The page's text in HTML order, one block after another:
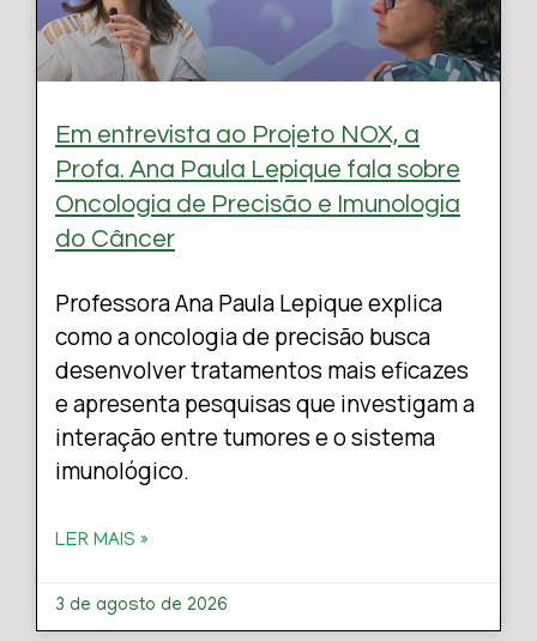
Em entrevista ao Projeto NOX, a
Profa. Ana Paula Lepique fala sobre
Oncologia de Precisão e Imunologia
do Câncer
Professora Ana Paula Lepique explica
como a oncologia de precisão busca
desenvolver tratamentos mais eficazes
e apresenta pesquisas que investigam a
interação entre tumores e o sistema
imunológico.
LER MAIS »
3 de agosto de 2026